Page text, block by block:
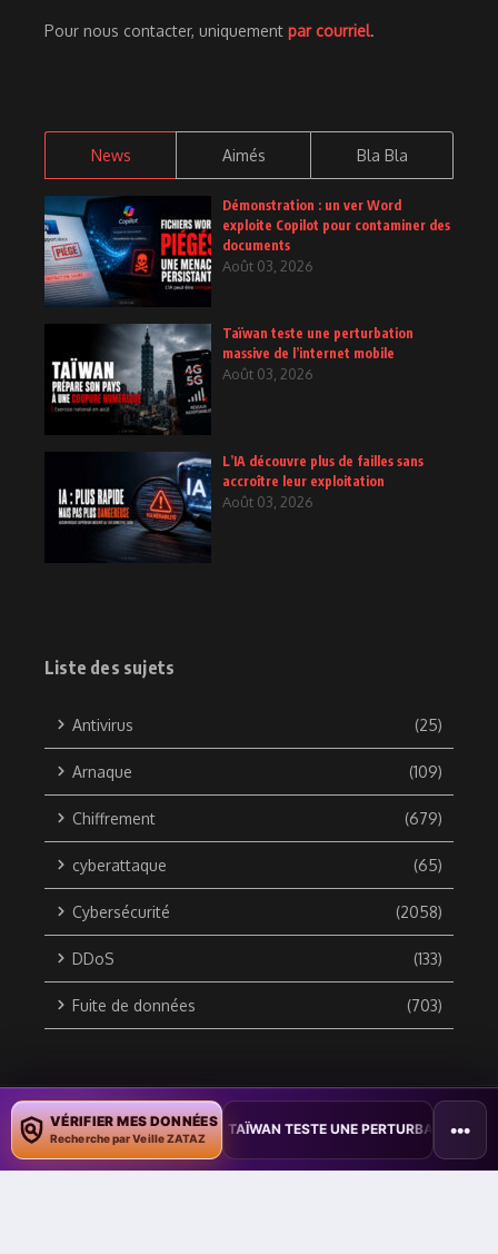
Pour nous contacter, uniquement par courriel.
News Aimés Bla Bla
Démonstration : un ver Word
exploite Copilot pour contaminer des
documents
Août 03, 2026
Taïwan teste une perturbation
massive de l’internet mobile
Août 03, 2026
L’IA découvre plus de failles sans
accroître leur exploitation
Août 03, 2026
Liste des sujets
Antivirus (25)
Arnaque (109)
Chiffrement (679)
cyberattaque (65)
Cybersécurité (2058)
DDoS (133)
Fuite de données (703)
Copyright © 2010 / 2026 DATA SECURITY BREACH - Groupe
ZATAZ Média
VÉRIFIER MES DONNÉES
Recherche par Veille ZATAZ
• TAÏWAN TESTE UNE PERTURBATION MASSIVE DE•••